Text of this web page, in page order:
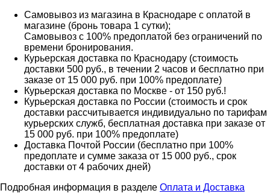
Самовывоз из магазина в Краснодаре с оплатой в
магазине (бронь товара 1 сутки);
Самовывоз с 100% предоплатой без ограничений по
времени бронирования.
Курьерская доставка по Краснодару (стоимость
доставки 500 руб., в течении 2 часов и бесплатно при
заказе от 15 000 руб. при 100% предоплате)
Курьерская доставка по Москве - от 150 руб.!
Курьерская доставка по России (стоимость и срок
доставки рассчитывается индивидуально по тарифам
курьерских служб, бесплатная доставка при заказе от
15 000 руб. при 100% предоплате)
Доставка Почтой России (бесплатно при 100%
предоплате и сумме заказа от 15 000 руб., срок
доставки от 4 рабочих дней)
Подробная информация в разделе Оплата и Доставка